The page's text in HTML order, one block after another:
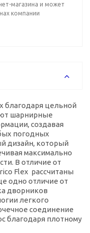
магазина и может
компании
благодаря цельной
шарнирные
создавая
погодных
дизайн, который
максимально
В отличие от
Flex рассчитаны
одно отличие от
дворников
легкого
соединение
благодаря плотному